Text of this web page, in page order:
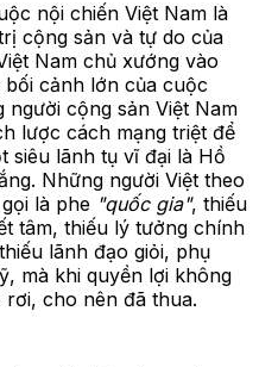
nội chiến Việt Nam là
cộng sản và tự do của
Nam chủ xướng vào
cảnh lớn của cuộc
người cộng sản Việt Nam
lược cách mạng triệt để
siêu lãnh tụ vĩ đại là Hồ
Những người Việt theo
là phe "quốc gia", thiếu
tâm, thiếu lý tưởng chính
lãnh đạo giỏi, phụ
mà khi quyền lợi không
cho nên đã thua.